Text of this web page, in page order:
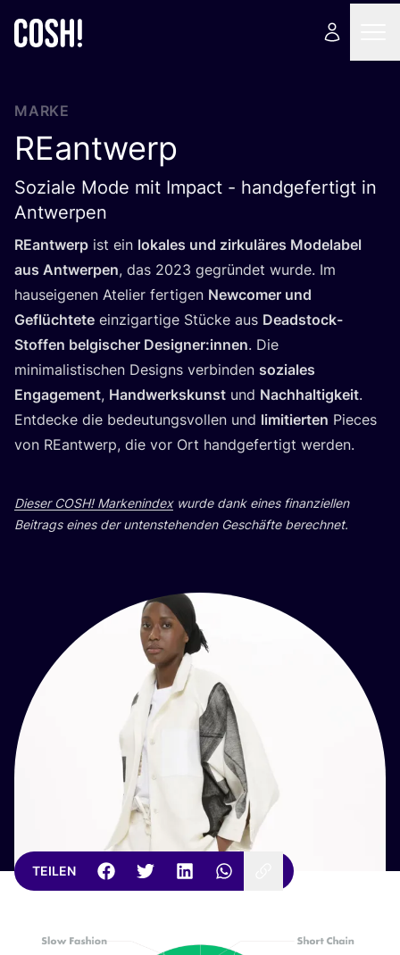
MARKE
REantwerp
Soziale Mode mit Impact - handgefertigt in
Antwerpen
REant­werp ist ein loka­les und zir­ku­lä­res Mode­la­bel
aus Ant­wer­pen, das 2023 gegrün­det wur­de. Im
haus­ei­ge­nen Ate­lier fer­ti­gen New­co­mer und
Geflüch­te­te ein­zig­ar­ti­ge Stü­cke aus Dead­stock-
Stof­fen bel­gi­scher Designer:innen. Die
mini­ma­lis­ti­schen Designs ver­bin­den sozia­les
Enga­ge­ment, Hand­werks­kunst und Nach­hal­tig­keit.
Ent­de­cke die bedeu­tungs­vol­len und limi­tier­ten Pie­ces
von REant­werp, die vor Ort hand­ge­fer­tigt werden.
Die­ser COSH! Mar­ken­in­dexwur­de dank eines finan­zi­el­len
Bei­trags eines der unten­ste­hen­den Geschäf­te berechnet.
TEILEN